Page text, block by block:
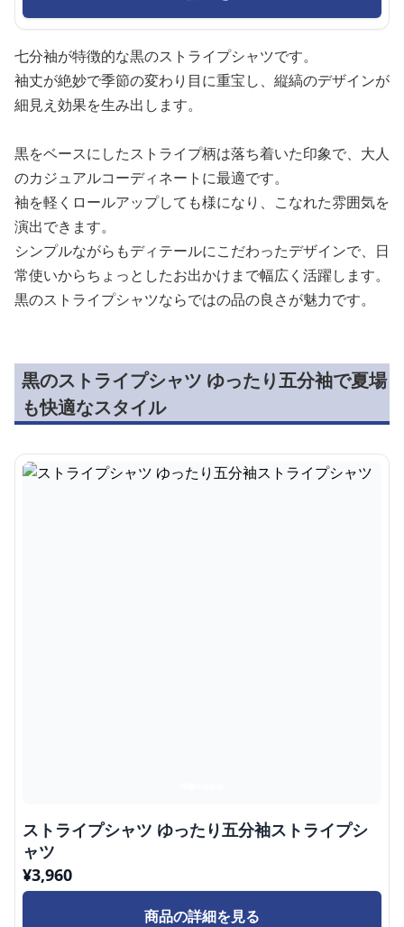
七分袖が特徴的な黒のストライプシャツです。
袖丈が絶妙で季節の変わり目に重宝し、縦縞のデザインが
細見え効果を生み出します。
黒をベースにしたストライプ柄は落ち着いた印象で、大人
のカジュアルコーディネートに最適です。
袖を軽くロールアップしても様になり、こなれた雰囲気を
演出できます。
シンプルながらもディテールにこだわったデザインで、日
常使いからちょっとしたお出かけまで幅広く活躍します。
黒のストライプシャツならではの品の良さが魅力です。
黒のストライプシャツ ゆったり五分袖で夏場
も快適なスタイル
ストライプシャツ ゆったり五分袖ストライプシ
ャツ
¥3,960
商品の詳細を見る